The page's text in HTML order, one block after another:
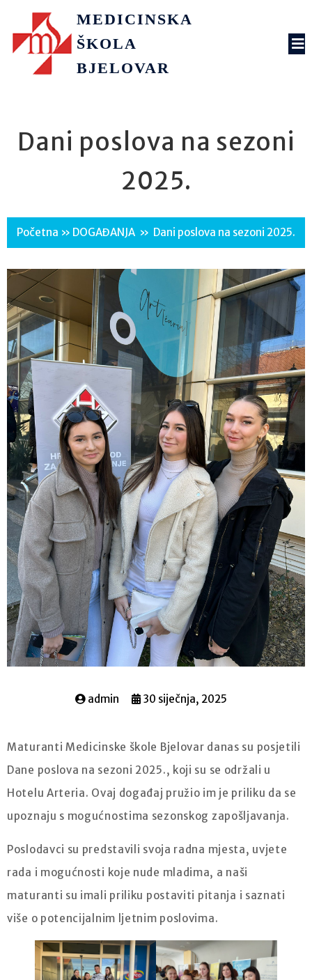
MEDICINSKA
ŠKOLA
BJELOVAR
Dani poslova na sezoni
2025.
Početna » DOGAĐANJA » Dani poslova na sezoni 2025.
admin 30 siječnja, 2025
Maturanti Medicinske škole Bjelovar danas su posjetili
Dane poslova na sezoni 2025., koji su se održali u
Hotelu Arteria. Ovaj događaj pružio im je priliku da se
upoznaju s mogućnostima sezonskog zapošljavanja.
Poslodavci su predstavili svoja radna mjesta, uvjete
rada i mogućnosti koje nude mladima, a naši
maturanti su imali priliku postaviti pitanja i saznati
više o potencijalnim ljetnim poslovima.